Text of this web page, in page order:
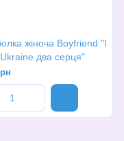
жіноча Boyfriend "I
два серця"